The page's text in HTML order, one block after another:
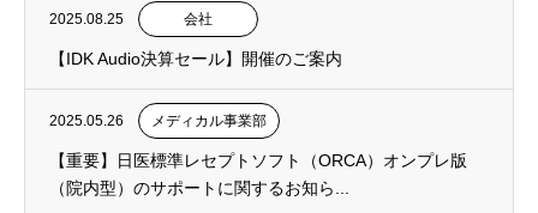
2025.08.25 会社
【IDK Audio決算セール】開催のご案内
2025.05.26 メディカル事業部
【重要】日医標準レセプトソフト（ORCA）オンプレ版
（院内型）のサポートに関するお知ら...